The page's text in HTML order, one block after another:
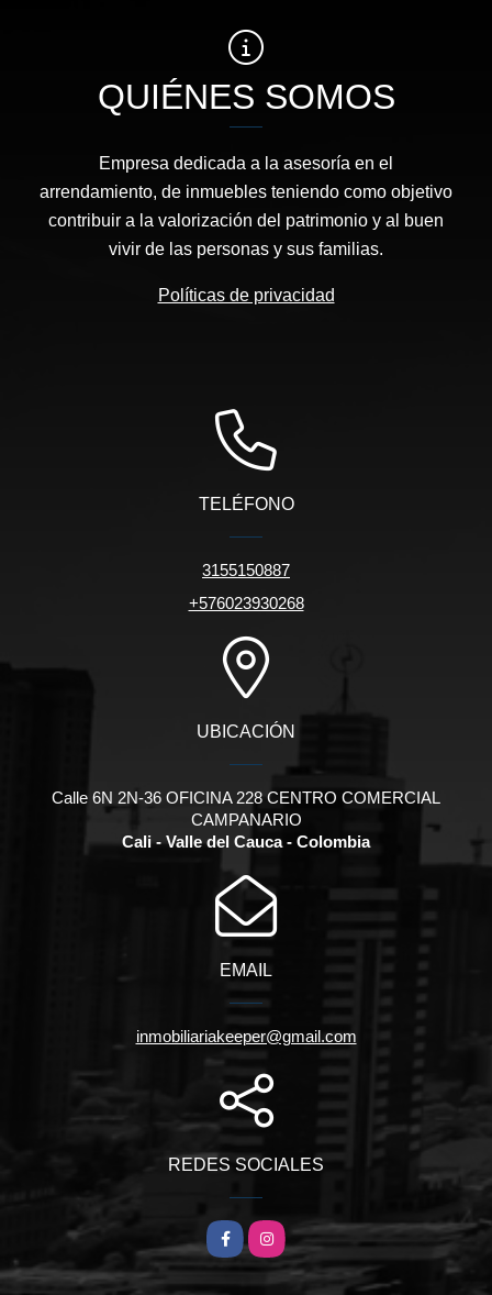
QUIÉNES SOMOS
Empresa dedicada a la asesoría en el
arrendamiento, de inmuebles teniendo como objetivo
contribuir a la valorización del patrimonio y al buen
vivir de las personas y sus familias.
Políticas de privacidad
TELÉFONO
3155150887
+576023930268
UBICACIÓN
Calle 6N 2N-36 OFICINA 228 CENTRO COMERCIAL
CAMPANARIO
Cali - Valle del Cauca - Colombia
EMAIL
inmobiliariakeeper@gmail.com
REDES SOCIALES
FacebookInstagram